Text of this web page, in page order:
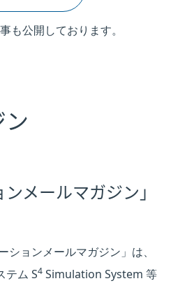
も公開しております。
メールマガジン」
ションメールマガジン」は、
テム S4 Simulation System 等